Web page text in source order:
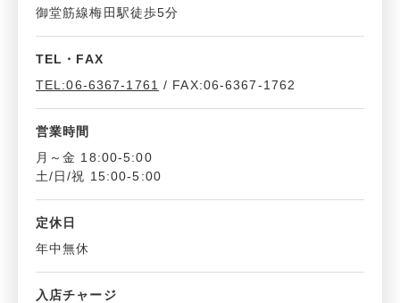
御堂筋線梅田駅徒歩5分
TEL・FAX
TEL:06-6367-1761 / FAX:06-6367-1762
営業時間
月～金 18:00-5:00
土/日/祝 15:00-5:00
定休日
年中無休
入店チャージ